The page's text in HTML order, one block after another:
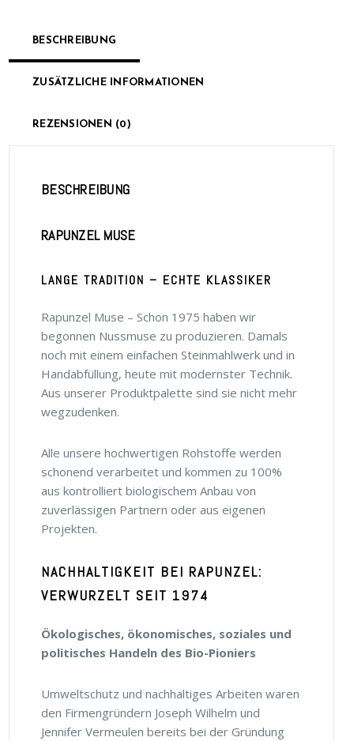
BESCHREIBUNG
ZUSÄTZLICHE INFORMATIONEN
REZENSIONEN (0)
BESCHREIBUNG
RAPUNZEL MUSE
LANGE TRADITION – ECHTE KLASSIKER
Rapunzel Muse – Schon 1975 haben wir
begonnen Nussmuse zu produzieren. Damals
noch mit einem einfachen Steinmahlwerk und in
Handabfüllung, heute mit modernster Technik.
Aus unserer Produktpalette sind sie nicht mehr
wegzudenken.
Alle unsere hochwertigen Rohstoffe werden
schonend verarbeitet und kommen zu 100%
aus kontrolliert biologischem Anbau von
zuverlässigen Partnern oder aus eigenen
Projekten.
NACHHALTIGKEIT BEI RAPUNZEL:
VERWURZELT SEIT 1974
Ökologisches, ökonomisches, soziales und
politisches Handeln des Bio-​Pioniers
Umweltschutz und nachhaltiges Arbeiten waren
den Firmengründern Joseph Wilhelm und
Jennifer Vermeulen bereits bei der Gründung